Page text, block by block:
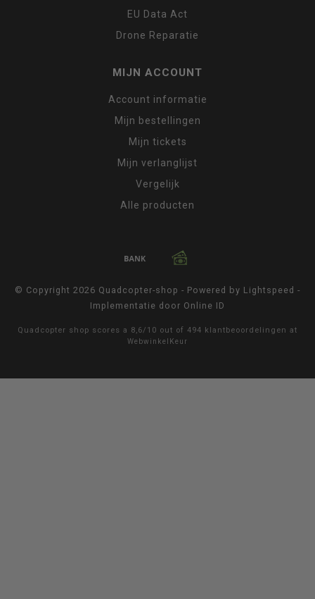
EU Data Act
Drone Reparatie
MIJN ACCOUNT
Account informatie
Mijn bestellingen
Mijn tickets
Mijn verlanglijst
Vergelijk
Alle producten
© Copyright 2026 Quadcopter-shop - Powered by Lightspeed -
Implementatie door Online ID
Quadcopter shop scores a 8,6/ 10 out of 494 klantbeoordelingen at
WebwinkelKeur